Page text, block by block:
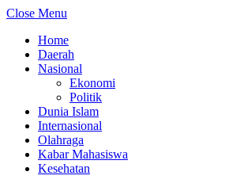
Close Menu
Home
Daerah
Nasional
Ekonomi
Politik
Dunia Islam
Internasional
Olahraga
Kabar Mahasiswa
Kesehatan